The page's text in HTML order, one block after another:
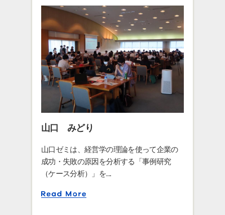
山口 みどり
山口ゼミは、経営学の理論を使って企業の
成功・失敗の原因を分析する「事例研究
（ケース分析）」を...